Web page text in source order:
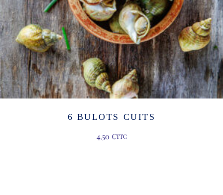
6 BULOTS CUITS
4,50 €TTC